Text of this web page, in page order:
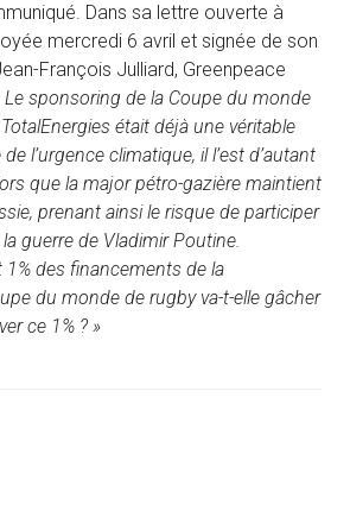
Dans sa lettre ouverte à
mercredi 6 avril et signée de son
François Julliard, Greenpeace
Le sponsoring de la Coupe du monde
était déjà une véritable
l’urgence climatique, il l’est d’autant
que la major pétro-gazière maintient
prenant ainsi le risque de participer
guerre de Vladimir Poutine.
1% des financements de la
du monde de rugby va-t-elle gâcher
ce 1% ? »